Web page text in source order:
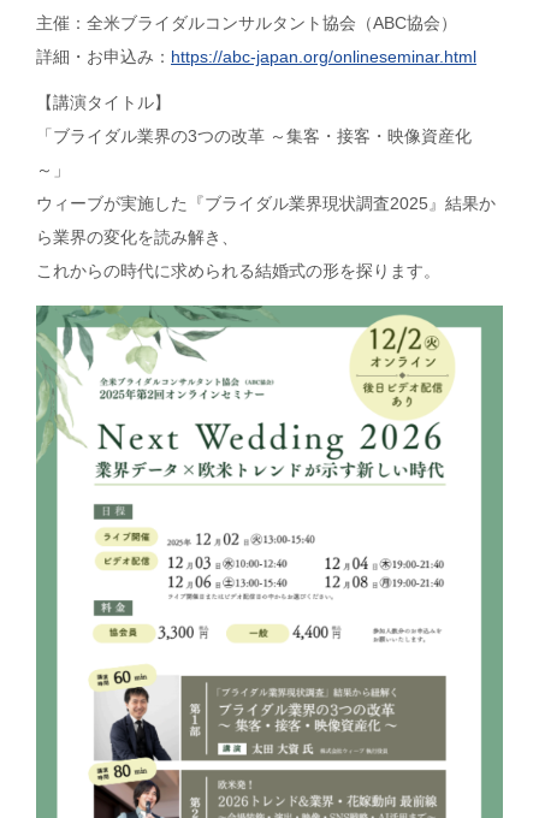
主催：全米ブライダルコンサルタント協会（ABC協会）
詳細・お申込み： https://abc-japan.org/onlineseminar.html
【講演タイトル】
「ブライダル業界の3つの改革 ～集客・接客・映像資産化
～」
ウィーブが実施した『ブライダル業界現状調査2025』結果か
ら業界の変化を読み解き、
これからの時代に求められる結婚式の形を探ります。